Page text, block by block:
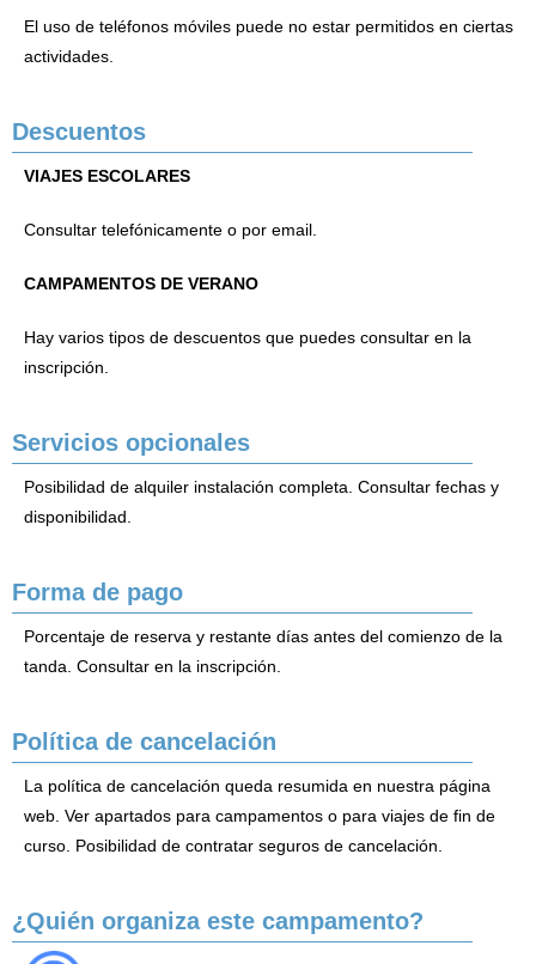
El uso de teléfonos móviles puede no estar permitidos en ciertas
actividades.
Descuentos
VIAJES ESCOLARES
Consultar telefónicamente o por email.
CAMPAMENTOS DE VERANO
Hay varios tipos de descuentos que puedes consultar en la
inscripción.
Servicios opcionales
Posibilidad de alquiler instalación completa. Consultar fechas y
disponibilidad.
Forma de pago
Porcentaje de reserva y restante días antes del comienzo de la
tanda. Consultar en la inscripción.
Política de cancelación
La política de cancelación queda resumida en nuestra página
web. Ver apartados para campamentos o para viajes de fin de
curso. Posibilidad de contratar seguros de cancelación.
¿Quién organiza este campamento?